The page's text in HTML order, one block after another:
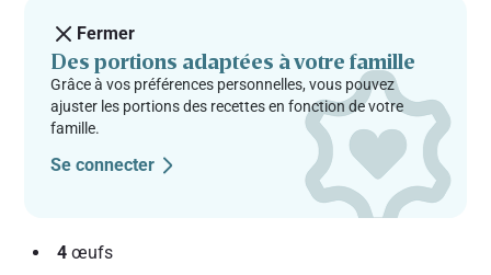
Fermer
Des portions adaptées à votre famille
Grâce à vos préférences personnelles, vous pouvez
ajuster les portions des recettes en fonction de votre
famille.
Se connecter
4œufs